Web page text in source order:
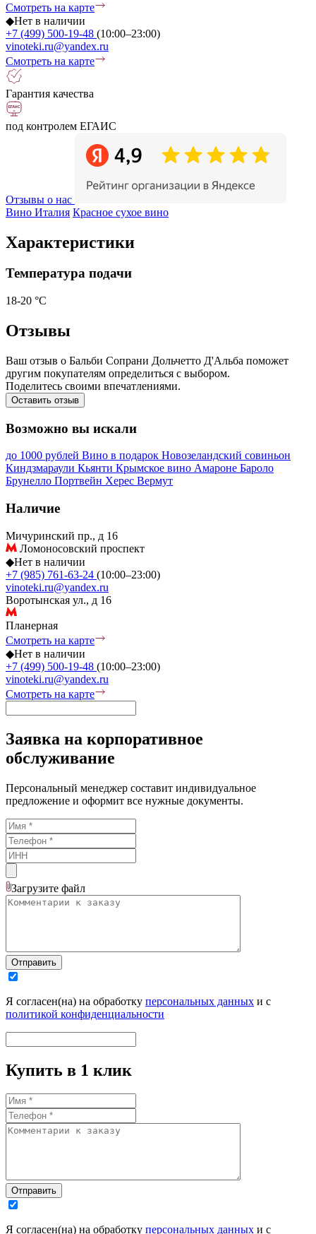
Смотреть на карте
◆Нет в наличии
+7 (499) 500-19-48 (10:00–23:00)
vinoteki.ru@yandex.ru
Смотреть на карте
Гарантия качества
под контролем ЕГАИС
Отзывы о нас
Вино Италия Красное сухое вино
Характеристики
Температура подачи
18-20 °С
Отзывы
Ваш отзыв о Бальби Сопрани Дольчетто Д'Альба поможет
другим покупателям определиться с выбором.
Поделитесь своими впечатлениями.
Оставить отзыв
Возможно вы искали
до 1000 рублей Вино в подарок Новозеландский совиньон
Киндзмараули Кьянти Крымское вино Амароне Бароло
Брунелло Портвейн Херес Вермут
Наличие
Мичуринский пр., д 16
Ломоносовский проспект
◆Нет в наличии
+7 (985) 761-63-24 (10:00–23:00)
vinoteki.ru@yandex.ru
Воротынская ул., д 16
Планерная
Смотреть на карте
◆Нет в наличии
+7 (499) 500-19-48 (10:00–23:00)
vinoteki.ru@yandex.ru
Смотреть на карте
Заявка на корпоративное
обслуживание
Персональный менеджер составит индивидуальное
предложение и оформит все нужные документы.
Загрузите файл
Отправить
Я согласен(на) на обработку персональных данных и с
политикой конфиденциальности
Купить в 1 клик
Отправить
Я согласен(на) на обработку персональных данных и с